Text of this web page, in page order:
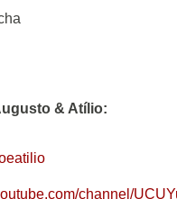
& Atílio:
channel/